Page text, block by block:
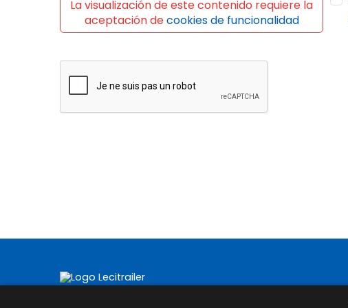
La visualización de este contenido requiere la
aceptación decookies de funcionalidad